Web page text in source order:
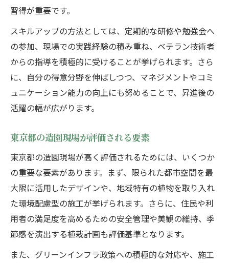
習得が重要です。
スキルアップの方法としては、定期的な研修や勉強会へ
の参加、現場での実践経験の積み重ね、ベテラン技術者
からの指導を積極的に受けることが挙げられます。さら
に、自分の得意分野を伸ばしつつ、マネジメントやコミ
ュニケーション能力の向上にも努めることで、昇進後の
活躍の幅が広がります。
東京都の造園現場が評価される要素
東京都の造園現場が高く評価されるためには、いくつか
の重要な要素があります。まず、限られた都市空間を最
大限に活用したデザインや、地域特有の植物を取り入れ
た環境配慮型の施工が挙げられます。さらに、住民や利
用者の満足度を高めるための安全管理や美観の維持、季
節感を演出する植栽計画も評価基準となります。
また、グリーンインフラ政策への積極的な対応や、施工